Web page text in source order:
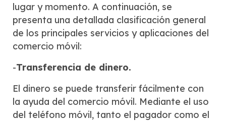
lugar y momento. A continuación, se
presenta una detallada clasificación general
de los principales servicios y aplicaciones del
comercio móvil:
-Transferencia de dinero.
El dinero se puede transferir fácilmente con
la ayuda del comercio móvil. Mediante el uso
del teléfono móvil, tanto el pagador como el